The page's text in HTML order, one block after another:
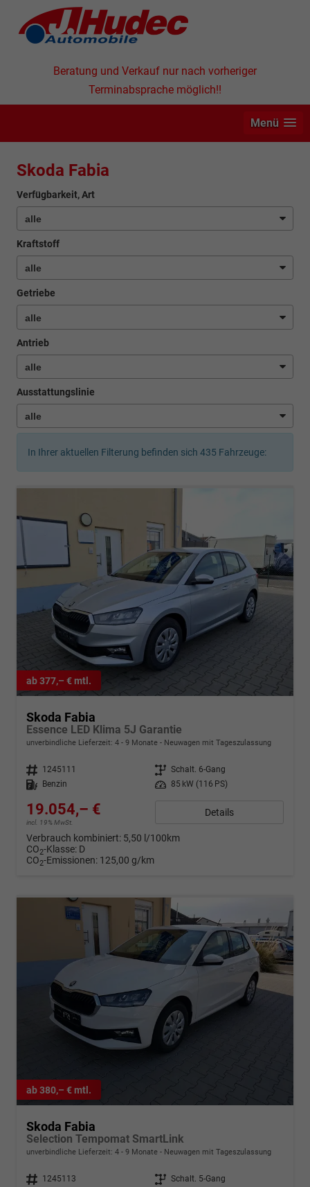
Beratung und Verkauf nur nach vorheriger
Terminabsprache möglich!!
Menü
Skoda Fabia
Verfügbarkeit, Art
Kraftstoff
Getriebe
Antrieb
Ausstattungslinie
In Ihrer aktuellen Filterung befinden sich 435 Fahrzeuge:
ab 377,– € mtl.
Skoda Fabia
Essence LED Klima 5J Garantie
unverbindliche Lieferzeit: 4 - 9 Monate Neuwagen mit Tageszulassung
Fahrzeugnr. 1245111 Getriebe Schalt. 6-Gang
Kraftstoff
Benzin Leistung 85 kW (116 PS)
19.054,– €
incl. 19% MwSt.
Details
Verbrauch kombiniert: 5,50 l/100km
CO2-Klasse: D
CO2-Emissionen: 125,00 g/km
ab 380,– € mtl.
Skoda Fabia
Selection Tempomat SmartLink
unverbindliche Lieferzeit: 4 - 9 Monate Neuwagen mit Tageszulassung
Fahrzeugnr. 1245113 Getriebe Schalt. 5-Gang